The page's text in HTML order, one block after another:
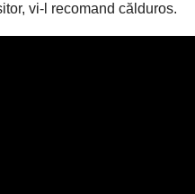
vi-l recomand călduros.